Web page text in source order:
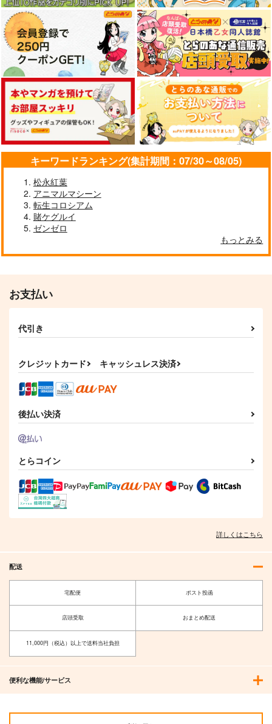
サンプル
作品詳細
サンプル
作品詳細
サンプル
作品詳細
悪役の王女に転生した
けど、隠しキャラが隠
れてない。～光差す世
界で君と～
@COMIC 第2巻
ＴＯブックス
キーワードランキング(集計期間：07/30～08/05)
松永紅葉
アニマルマシーン
転生コロシアム
賭ケグルイ
ゼンゼロ
もっとみる
お支払い
代引き
クレジットカード キャッシュレス決済
後払い決済
とらコイン
詳しくはこちら
配送
宅配便 ポスト投函
店頭受取 おまとめ配送
11,000円（税込）以上で送料当社負担
便利な機能/サービス